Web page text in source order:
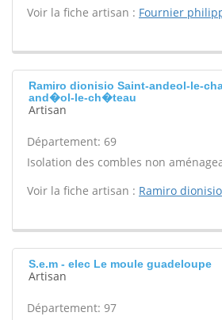
Voir la fiche artisan : Fournier
Ramiro dionisio Saint-andeol-le-
and�ol-le-ch�teau
Artisan
Département: 69
Isolation des combles non
Voir la fiche artisan : Ramiro dionisio
S.e.m - elec Le moule guadeloupe
Artisan
Département: 97